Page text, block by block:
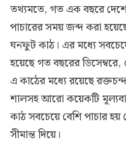
তথ্যমতে, গত এক বছরে দেশের
পাচারের সময় জব্দ করা
ঘনফুট কাঠ। এর মধ্যে
হয়েছে গত বছরের
এ কাঠের মধ্যে রয়েছে
শালসহ আরো কয়েকটি
কাঠ সবচেয়ে বেশি পাচার
সীমান্ত দিয়ে।